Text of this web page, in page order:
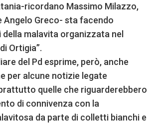
ricordano Massimo Milazzo,
Angelo Greco- sta facendo
della malavita organizzata nel
Ortigia”.
del Pd esprime, però, anche
per alcune notizie legate
quelle che riguarderebbero
di connivenza con la
da parte di colletti bianchi e